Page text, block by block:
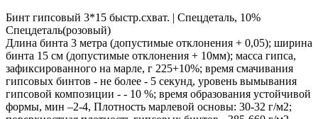
Бинт гипсовый 3*15 быстр.схват. | Спецдеталь, 10%
Спецдеталь(розовый)
Длина бинта 3 метра (допустимые отклонения + 0,05); ширина
бинта 15 см (допустимые отклонения + 10мм); масса гипса,
зафиксированного на марле, г 225+10%; время смачивания
гипсовых бинтов - не более - 5 секунд, уровень вымывания
гипсовой композиции - - 10 %; время образования устойчивой
формы, мин –2-4, Плотность марлевой основы: 30-32 г/м2;